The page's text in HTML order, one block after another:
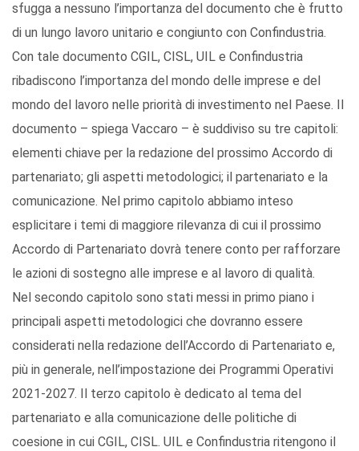
sfugga a nessuno l’importanza del documento che è frutto
di un lungo lavoro unitario e congiunto con Confindustria.
Con tale documento CGIL, CISL, UIL e Confindustria
ribadiscono l’importanza del mondo delle imprese e del
mondo del lavoro nelle priorità di investimento nel Paese. Il
documento – spiega Vaccaro – è suddiviso su tre capitoli:
elementi chiave per la redazione del prossimo Accordo di
partenariato; gli aspetti metodologici; il partenariato e la
comunicazione. Nel primo capitolo abbiamo inteso
esplicitare i temi di maggiore rilevanza di cui il prossimo
Accordo di Partenariato dovrà tenere conto per rafforzare
le azioni di sostegno alle imprese e al lavoro di qualità.
Nel secondo capitolo sono stati messi in primo piano i
principali aspetti metodologici che dovranno essere
considerati nella redazione dell’Accordo di Partenariato e,
più in generale, nell’impostazione dei Programmi Operativi
2021-2027. Il terzo capitolo è dedicato al tema del
partenariato e alla comunicazione delle politiche di
coesione in cui CGIL, CISL. UIL e Confindustria ritengono il